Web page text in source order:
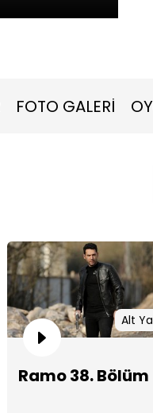
FOTO GALERİ
Alt
Ramo 38. Bölüm